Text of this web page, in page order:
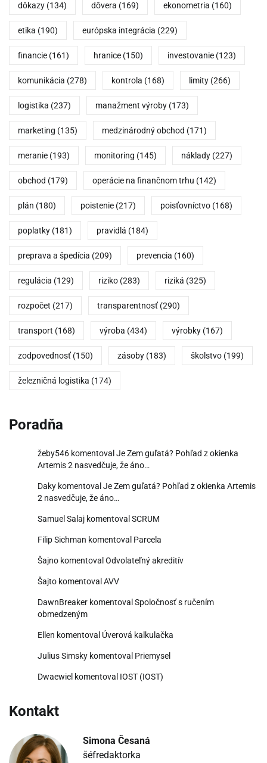
dôkazy (134) dôvera (169) ekonometria (160)
etika (190) európska integrácia (229)
financie (161) hranice (150) investovanie (123)
komunikácia (278) kontrola (168) limity (266)
logistika (237) manažment výroby (173)
marketing (135) medzinárodný obchod (171)
meranie (193) monitoring (145) náklady (227)
obchod (179) operácie na finančnom trhu (142)
plán (180) poistenie (217) poisťovníctvo (168)
poplatky (181) pravidlá (184)
preprava a špedícia (209) prevencia (160)
regulácia (129) riziko (283) riziká (325)
rozpočet (217) transparentnosť (290)
transport (168) výroba (434) výrobky (167)
zodpovednosť (150) zásoby (183) školstvo (199)
železničná logistika (174)
Poradňa
žeby546 komentoval Je Zem guľatá? Pohľad z okienka
Artemis 2 nasvedčuje, že áno…
Daky komentoval Je Zem guľatá? Pohľad z okienka Artemis
2 nasvedčuje, že áno…
Samuel Salaj komentoval SCRUM
Filip Sichman komentoval Parcela
Šajno komentoval Odvolateľný akreditív
Šajto komentoval AVV
DawnBreaker komentoval Spoločnosť s ručením
obmedzeným
Ellen komentoval Úverová kalkulačka
Julius Simsky komentoval Priemysel
Dwaewiel komentoval IOST (IOST)
Kontakt
Simona Česaná
šéfredaktorka